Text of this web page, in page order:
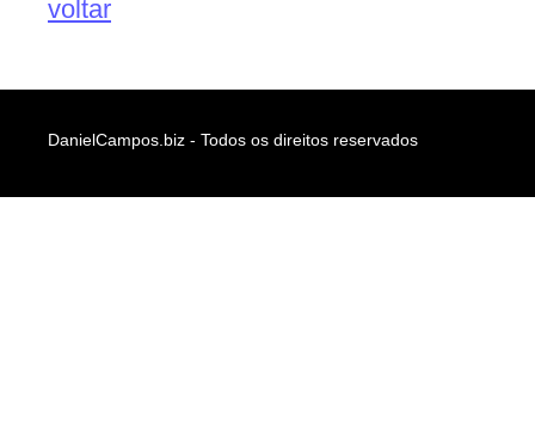
voltar
DanielCampos.biz - Todos os direitos reservados